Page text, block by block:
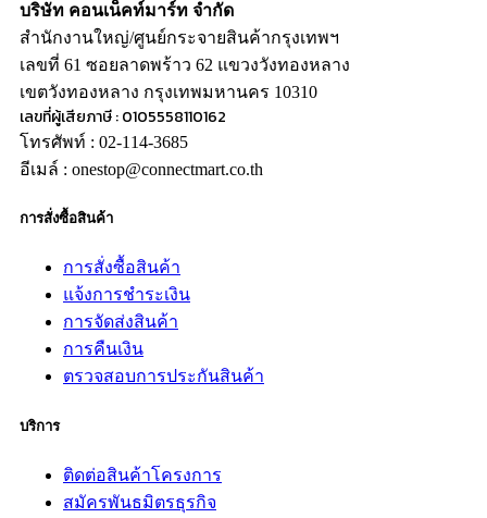
บริษัท คอนเน็คท์มาร์ท จำกัด
สำนักงานใหญ่/ศูนย์กระจายสินค้ากรุงเทพฯ
เลขที่ 61 ซอยลาดพร้าว 62 แขวงวังทองหลาง
เขตวังทองหลาง กรุงเทพมหานคร 10310
เลขที่ผู้เสียภาษี : 0105558110162
โทรศัพท์ : 02-114-3685
อีเมล์ : onestop@connectmart.co.th
การสั่งซื้อสินค้า
การสั่งซื้อสินค้า
แจ้งการชำระเงิน
การจัดส่งสินค้า
การคืนเงิน
ตรวจสอบการประกันสินค้า
บริการ
ติดต่อสินค้าโครงการ
สมัครพันธมิตรธุรกิจ